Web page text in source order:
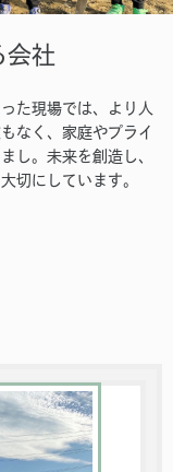
会社
た現場では、より人
なく、家庭やプライ
し。未来を創造し、
切にしています。